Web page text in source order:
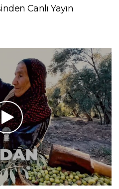
Canlı Yayın